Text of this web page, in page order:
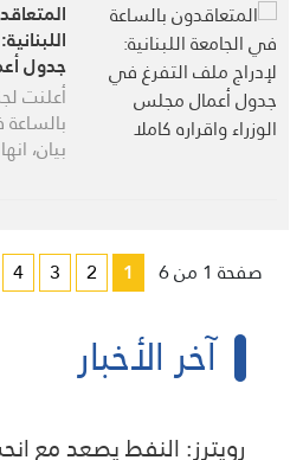
جدول
كاملا
أعلنت
بالساعة
بيان،
صفحة 1 من 6 1
2
3
4
آخر الأخبار
رويترز: النفط يصعد مع